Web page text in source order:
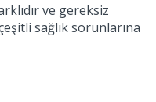
ve gereksiz
sağlık sorunlarına